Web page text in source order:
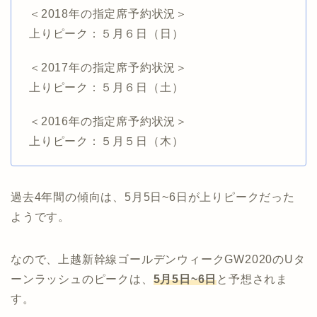
＜2018年の指定席予約状況＞
上りピーク：５月６日（日）
＜2017年の指定席予約状況＞
上りピーク：５月６日（土）
＜2016年の指定席予約状況＞
上りピーク：５月５日（木）
過去4年間の傾向は、5月5日~6日が上りピークだった
ようです。
なので、上越新幹線ゴールデンウィークGW2020のUタ
ーンラッシュのピークは、 5月5日~6日と予想されま
す。